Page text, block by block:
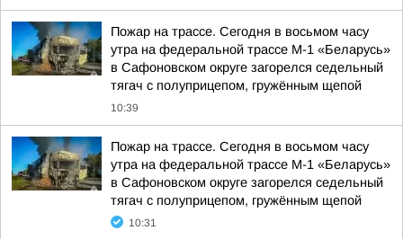
Пожар на трассе. Сегодня в восьмом часу
утра на федеральной трассе М-1 «Беларусь»
в Сафоновском округе загорелся седельный
тягач с полуприцепом, гружённым щепой
10:39
Пожар на трассе. Сегодня в восьмом часу
утра на федеральной трассе М-1 «Беларусь»
в Сафоновском округе загорелся седельный
тягач с полуприцепом, гружённым щепой
10:31